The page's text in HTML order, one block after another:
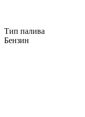
Тип палива
Бензин